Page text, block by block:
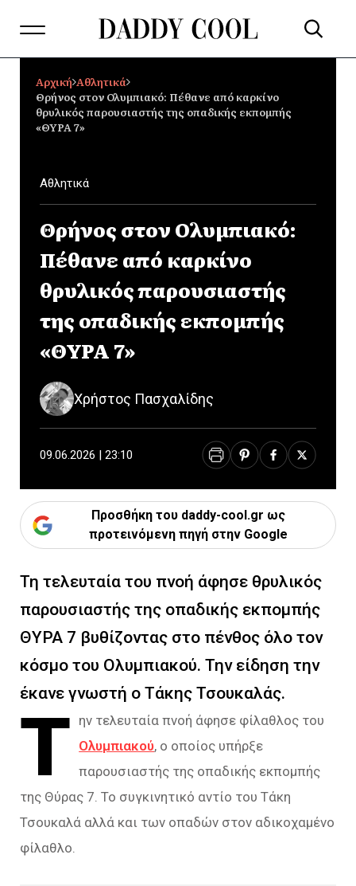
Αρχική Αθλητικά
Θρήνος στον Ολυμπιακό: Πέθανε από καρκίνο
θρυλικός παρουσιαστής της οπαδικής εκπομπής
«ΘΥΡΑ 7»
Αθλητικά
Θρήνος στον Ολυμπιακό:
Πέθανε από καρκίνο
θρυλικός παρουσιαστής
της οπαδικής εκπομπής
«ΘΥΡΑ 7»
Χρήστος Πασχαλίδης
09.06.2026 | 23:10
Προσθήκη του daddy-cool.gr ως
προτεινόμενη πηγή στην Google
Τη τελευταία του πνοή άφησε θρυλικός
παρουσιαστής της οπαδικής εκπομπής
ΘΥΡΑ 7 βυθίζοντας στο πένθος όλο τον
κόσμο του Ολυμπιακού. Την είδηση την
έκανε γνωστή ο Τάκης Τσουκαλάς.
Τ ην τελευταία πνοή άφησε φίλαθλος του
Ολυμπιακού, ο οποίος υπήρξε
παρουσιαστής της οπαδικής εκπομπής
της Θύρας 7. Το συγκινητικό αντίο του Τάκη
Τσουκαλά αλλά και των οπαδών στον αδικοχαμένο
φίλαθλο.